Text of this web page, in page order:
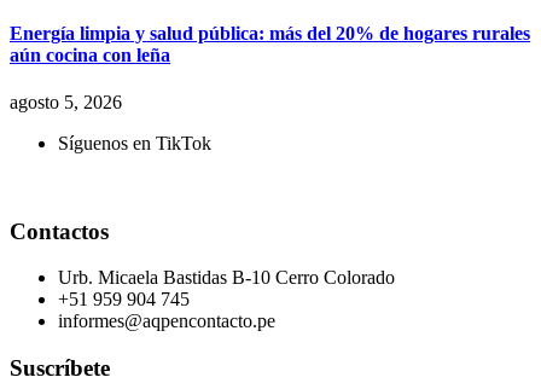
Energía limpia y salud pública: más del 20% de hogares rurales
aún cocina con leña
agosto 5, 2026
Síguenos en TikTok
Contactos
Urb. Micaela Bastidas B-10 Cerro Colorado
+51 959 904 745
informes@aqpencontacto.pe
Suscríbete